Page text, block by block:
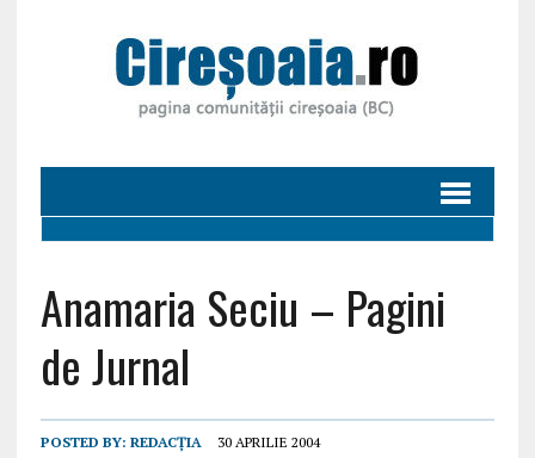
Anamaria Seciu – Pagini
de Jurnal
POSTED BY: REDACȚIA 30 APRILIE 2004